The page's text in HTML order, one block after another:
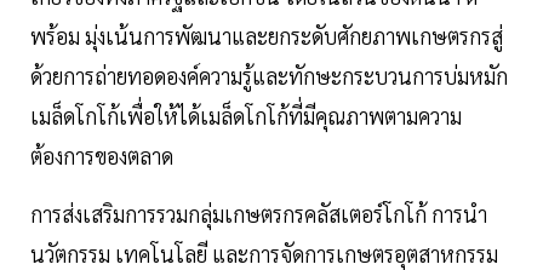
พร้อม มุ่งเน้นการพัฒนาและยกระดับศักยภาพเกษตรกรสู่
ด้วยการถ่ายทอดองค์ความรู้และทักษะกระบวนการบ่มหมัก
เมล็ดโกโก้เพื่อให้ได้เมล็ดโกโก้ที่มีคุณภาพตามความ
ต้องการของตลาด
การส่งเสริมการรวมกลุ่มเกษตรกรคลัสเตอร์โกโก้ การนำ
นวัตกรรม เทคโนโลยี และการจัดการเกษตรอุตสาหกรรม